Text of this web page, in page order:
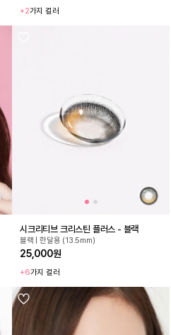
+2가지 컬러
시크리티브 크리스틴 플러스 - 블랙
블랙 | 한달용 (13.5mm)
25,000원
+6가지 컬러